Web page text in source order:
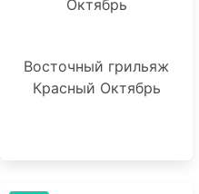
Восточный грильяж
Красный Октябрь